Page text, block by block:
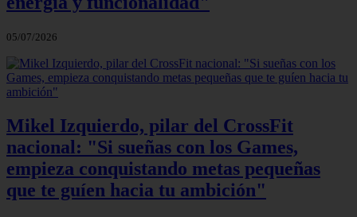
05/07/2026
Mikel Izquierdo, pilar del CrossFit
nacional: "Si sueñas con los Games,
empieza conquistando metas pequeñas
que te guíen hacia tu ambición"